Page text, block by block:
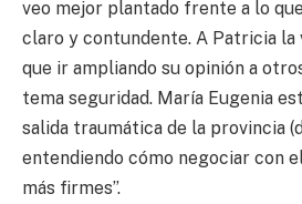
veo mejor plantado frente a lo
claro y contundente. A Patricia la
que ir ampliando su opinión a
tema seguridad. María Eugenia
salida traumática de la provincia
entendiendo cómo negociar con
más firmes”.